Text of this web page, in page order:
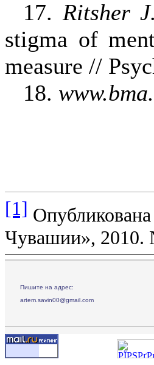
17. Ritsher
stigma of
measure //
18.
[1]
Чувашии»,
Пишите на адрес:
artem.savin00@gmail.com